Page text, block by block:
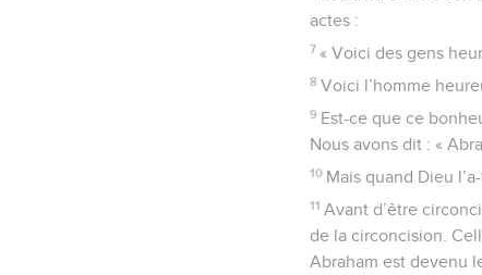
actes :
7 « Voici des gens
8 Voici l’homme
9 Est-ce que ce
Nous avons dit : «
10 Mais quand Dieu
11 Avant d’être
de la circoncision.
Abraham est devenu